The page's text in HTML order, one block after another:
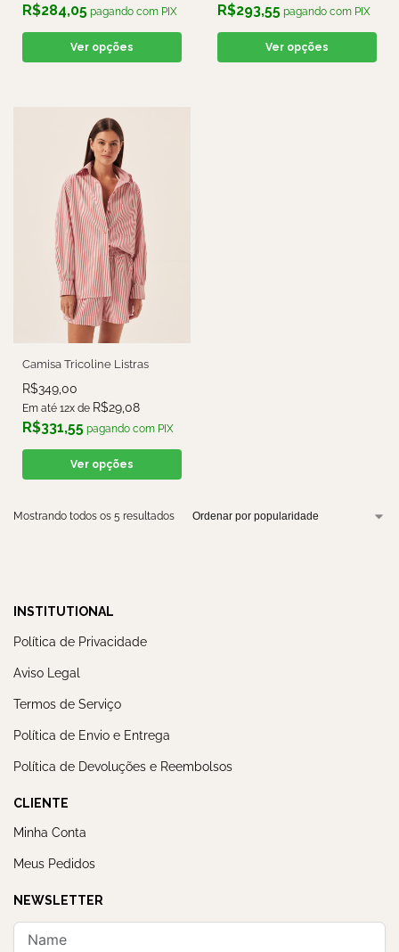
R$284,05 pagando com PIX
Ver opções
R$293,55 pagando com PIX
Ver opções
Camisa Tricoline Listras
R$349,00
Em até 12x de R$29,08
R$331,55 pagando com PIX
Ver opções
Mostrando todos os 5 resultados
INSTITUTIONAL
Política de Privacidade
Aviso Legal
Termos de Serviço
Política de Envio e Entrega
Política de Devoluções e Reembolsos
CLIENTE
Minha Conta
Meus Pedidos
NEWSLETTER